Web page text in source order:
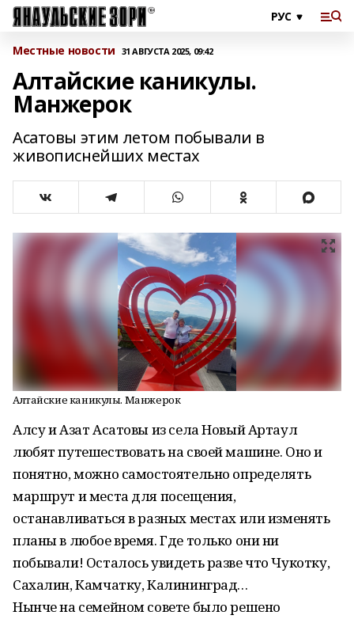
Местные новости 31 АВГУСТА 2025, 09:42
Алтайские каникулы.
Манжерок
Асатовы этим летом побывали в
живописнейших местах
Алтайские каникулы. Манжерок
Алсу и Азат Асатовы из села Новый Артаул
любят путешествовать на своей машине. Оно и
понятно, можно самостоятельно определять
маршрут и места для посещения,
останавливаться в разных местах или изменять
планы в любое время. Где только они ни
побывали! Осталось увидеть разве что Чукотку,
Сахалин, Камчатку, Калининград…
Нынче на семейном совете было решено